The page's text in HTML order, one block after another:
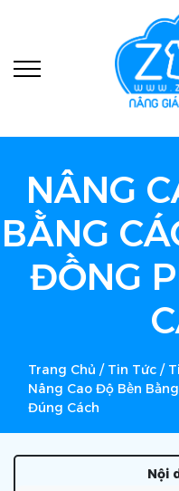
NÂNG
BẰNG
ĐỒNG
Trang Chủ / Tin Tức /
Nâng Cao Độ Bền
Đúng Cách
Nội